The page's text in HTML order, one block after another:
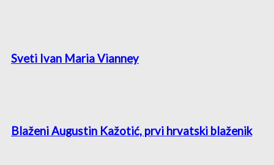
Sveti Ivan Maria Vianney
Blaženi Augustin Kažotić, prvi hrvatski blaženik